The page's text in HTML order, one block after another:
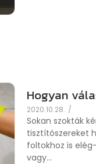
Hogyan
2020.10.28. /
Sokan szokták
tisztítószereket
foltokhoz is
vagy...